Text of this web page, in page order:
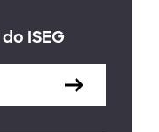
ISEG